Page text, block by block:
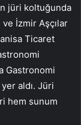
jüri koltuğunda
İzmir Aşçılar
Ticaret
Gastronomi
aldı. Jüri
hem sunum